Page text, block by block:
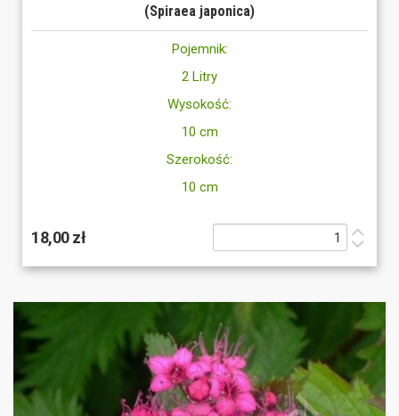
(Spiraea japonica)
Pojemnik:
2 Litry
Wysokość:
10 cm
Szerokość:
10 cm
18,00 zł